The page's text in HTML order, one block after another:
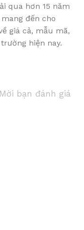
qua hơn 15 năm
đến cho
giá cả, mẫu mã,
hiện nay.
Mời bạn đánh giá